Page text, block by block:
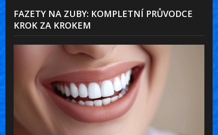
FAZETY NA ZUBY: KOMPLETNÍ PRŮVODCE
KROK ZA KROKEM